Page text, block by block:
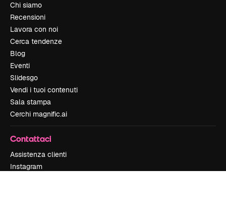
Chi siamo
Recensioni
Lavora con noi
Cerca tendenze
Blog
Eventi
Slidesgo
Vendi i tuoi contenuti
Sala stampa
Cerchi magnific.ai
Contattaci
Assistenza clienti
Instagram